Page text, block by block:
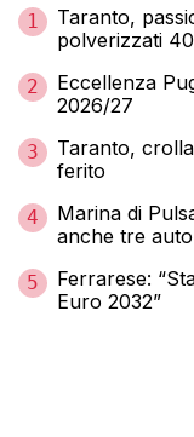
1
Taranto,
polverizzati
2
Eccellenza
2026/27
3
Taranto,
ferito
4
Marina di
anche tre auto
5
Ferrarese:
Euro 2032”